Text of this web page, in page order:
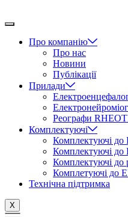
до
Про компанію
Про нас
Новини
Публікації
Прилади
Реографи
Комплектуючі
Комплектуючі до
Комплектуючі до
Комплектуючі до
Комплетуючі до
Технічна підтримка
X